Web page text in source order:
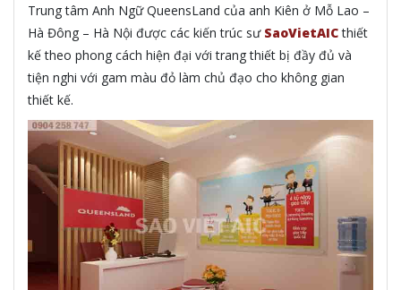
Trung tâm Anh Ngữ QueensLand của anh Kiên ở Mỗ Lao –
Hà Đông – Hà Nội được các kiến trúc sư SaoVietAICthiết
kế theo phong cách hiện đại với trang thiết bị đầy đủ và
tiện nghi với gam màu đỏ làm chủ đạo cho không gian
thiết kế.